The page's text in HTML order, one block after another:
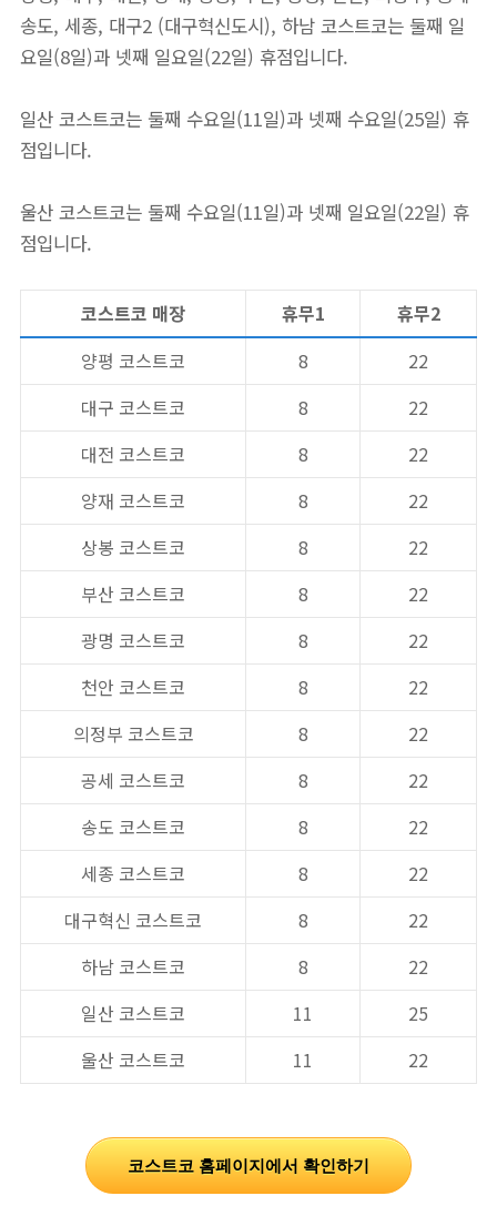
송도, 세종, 대구2 (대구혁신도시), 하남 코스트코는 둘째 일
요일(8일)과 넷째 일요일(22일) 휴점입니다.
일산 코스트코는 둘째 수요일(11일)과 넷째 수요일(25일) 휴
점입니다.
울산 코스트코는 둘째 수요일(11일)과 넷째 일요일(22일) 휴
점입니다.
코스트코 매장 휴무1
휴무2
양평 코스트코
8
22
대구 코스트코
8
22
대전 코스트코
8
22
양재 코스트코
8
22
상봉 코스트코
8
22
부산 코스트코
8
22
광명 코스트코
8
22
천안 코스트코
8
22
의정부 코스트코
8
22
공세 코스트코
8
22
송도 코스트코
8
22
세종 코스트코
8
22
대구혁신 코스트코
8
22
하남 코스트코
8
22
일산 코스트코
11
25
울산 코스트코
11 22
코스트코 홈페이지에서 확인하기